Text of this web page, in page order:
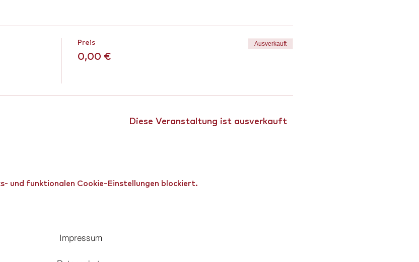
Preis
0,00 €
Ausverkauft
Diese Veranstaltung ist ausverkauft
und funktionalen Cookie-Einstellungen blockiert.
Impressum